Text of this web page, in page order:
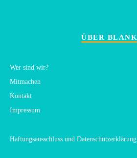
ÜBER BLANK
Wer sind wir?
Mitmachen
Kontakt
Impressum
Haftungsausschluss und Datenschutzerklärung